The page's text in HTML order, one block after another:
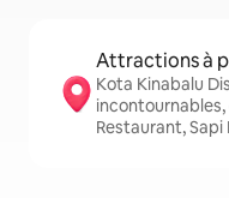
Attractions à
Kota Kinabalu
Restaurant,